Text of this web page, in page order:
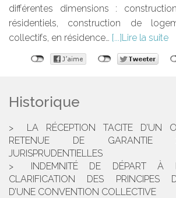
différentes dimensions :
résidentiels, construction de
collectifs, en résidence…
Lire la suite
Historique
LA RÉCEPTION TACITE D’UN
RETENUE DE GARANTIE :
JURISPRUDENTIELLES
INDEMNITÉ DE DÉPART À
CLARIFICATION DES PRINCIPES
D’UNE CONVENTION COLLECTIVE